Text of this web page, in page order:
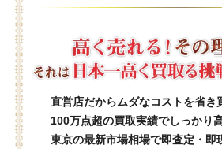
直営店だからムダなコストを省き
100万点超の買取実績でしっかり
東京の最新市場相場で即査定・即